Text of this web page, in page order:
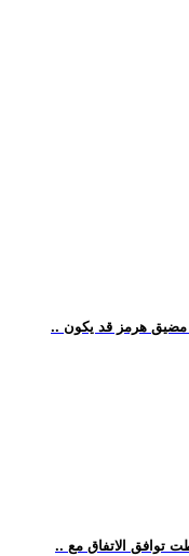
مضيق هرمز قد يكون
توافق الاتفاق مع